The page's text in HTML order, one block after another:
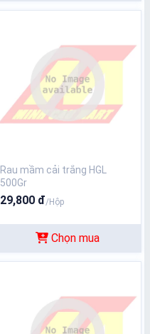
Rau mầm cải trắng HGL
500Gr
29,800 đ/Hộp
Chọn mua